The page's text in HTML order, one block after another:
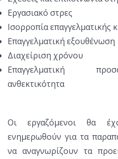
Εργασιακό στρες
Ισορροπία επαγγελματικής
Επαγγελματική εξουθένωση
Διαχείριση χρόνου
Επαγγελματική
ανθεκτικότητα
Οι εργαζόμενοι θα
ενημερωθούν για τα
να αναγνωρίζουν τα